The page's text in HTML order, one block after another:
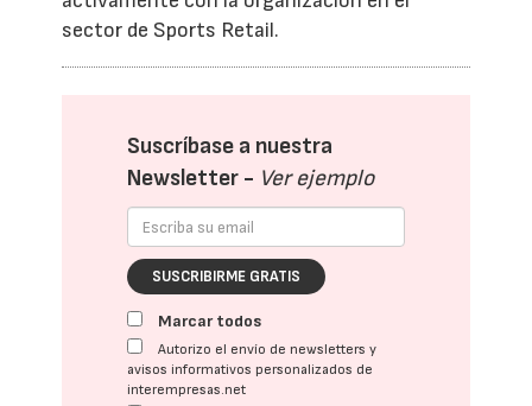
sector de Sports Retail.
Suscríbase a nuestra
Newsletter - Ver ejemplo
SUSCRIBIRME GRATIS
Marcar todos
Autorizo el envío de newsletters y
avisos informativos personalizados de
interempresas.net